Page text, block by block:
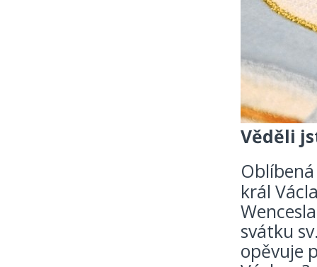
Věděli
král
svátku
opěvuje